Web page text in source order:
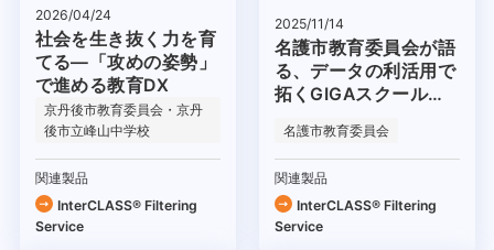
2026/04/24
社会を生き抜く力を育
てる―「攻めの姿勢」
で進める教育DX
京丹後市教育委員会・京丹
後市立峰山中学校
関連製品
InterCLASS®︎ Filtering
Service
2025/11/14
名護市教育委員会が語
る、データの利活用で
拓くGIGAスクール構
名護市教育委員会
関連製品
InterCLASS®︎ Filtering
Service